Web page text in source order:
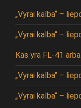
„Vyrai kalba“ –
„Vyrai kalba“ –
Kas yra FL-41
„Vyrai kalba“ –
„Vyrai kalba“ –